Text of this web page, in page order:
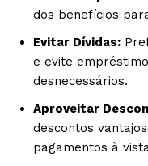
dos benefícios
Evitar Dívidas:
e evite
desnecessários.
Aproveitar
descontos
pagamentos à